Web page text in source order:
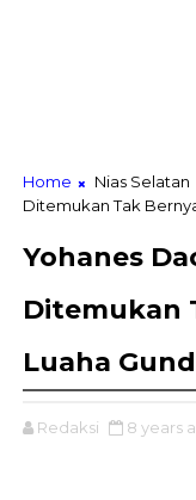
Home Nias Selatan
Ditemukan Tak
Yohanes
Ditemukan
Luaha
Redaksi 8 years